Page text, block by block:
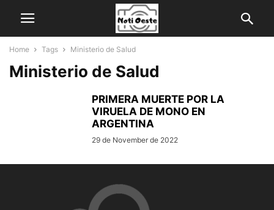
Home Tags Ministerio de Salud
Ministerio de Salud
PRIMERA MUERTE POR LA
VIRUELA DE MONO EN
ARGENTINA
29 de November de 2022